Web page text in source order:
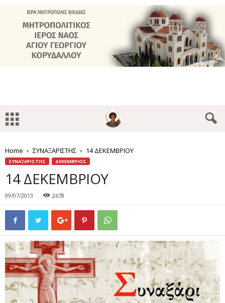
Home ΣΥΝΑΞΑΡΙΣΤΗΣ 14 ΔΕΚΕΜΒΡΙΟΥ
ΣΥΝΑΞΑΡΙΣΤΗΣ ΔΕΚΕΜΒΡΙΟΣ
14 ΔΕΚΕΜΒΡΙΟΥ
09/07/2013 2678